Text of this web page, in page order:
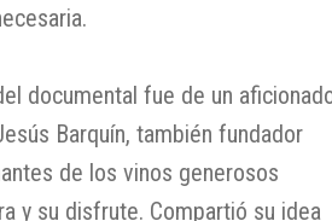
documental fue de un
Barquín, también fundador
de los vinos generosos
y su disfrute. Compartió su idea